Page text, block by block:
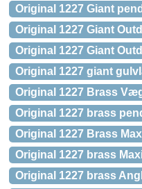
Original 1227 Giant
Original 1227 Giant
Original 1227 Giant
Original 1227 giant
Original 1227 Brass
Original 1227 brass
Original 1227 Brass
Original 1227 brass
Original 1227 brass